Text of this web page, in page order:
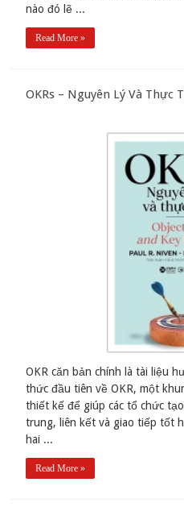
nào đó lẽ ...
Read More »
OKRs – Nguyên Lý Và Thực
OKR căn bản chính là tài liệu
thức đầu tiên về OKR, một
thiết kế để giúp các tổ chức
trung, liên kết và giao tiếp tốt
hai ...
Read More »